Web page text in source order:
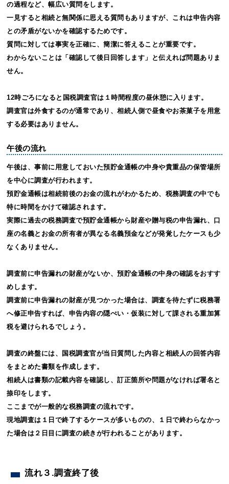
の過程など、幅広い質問をします。
一見すると相続と無関係に思える質問もありますが、これは申告内容
との矛盾がないかを確認するためです。
質問に対しては事実を正確に、簡潔に答えることが重要です。
わからないことは「確認して後日回答します」と伝えれば問題ありま
せん。
12時ごろになると国税調査官は１時間程度の昼休憩に入ります。
調査官は外食するのが通常であり、相続人側で昼食やお茶菓子を用意
する必要はありません。
午後の流れ
午後は、事前に用意しておいた預貯金通帳の中身や貴重品の保管場所
を中心に調査が行われます。
預貯金通帳は相続前後のお金の流れがわかるため、税務調査の中でも
特に時間をかけて確認されます。
実際に過去の税務調査で預貯金通帳から財産や贈与税の申告漏れ、口
座の名義とお金の所有者が異なる名義預金などが発覚したケースも少
なくありません。
調査前に申告漏れの財産がないか、預貯金通帳の中身の確認をおすす
めします。
調査前に申告漏れの財産が見つかった場合は、調査を待たずに税務署
へ修正申告すれば、申告内容の隠ぺい・仮装に対して課される重加算
税を避けられるでしょう。
調査の終盤には、国税調査官が当日質問した内容と相続人の回答内容
をまとめた書類を作成します。
相続人は書類の記載内容を確認し、訂正箇所や問題がなければ署名と
捺印をします。
ここまでが一般的な税務調査の流れです。
現地調査は１日で終了するケースが多いものの、１日で終わらなかっ
た場合は２日目に調査の続きが行われることがあります。
流れ３.調査終了後